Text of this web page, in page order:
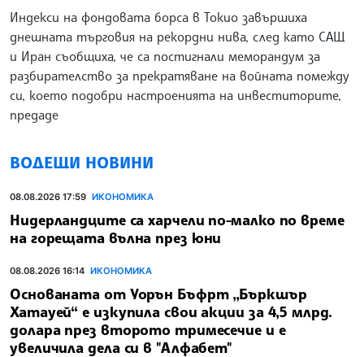
Индекси на фондовата борса в Токио завършиха
днешната търговия на рекордни нива, след като САЩ
и Иран съобщиха, че са постигнали меморандум за
разбирателство за прекратяване на войната помежду
си, което подобри настроенията на инвеститорите,
предаде
ВОДЕЩИ НОВИНИ
08.08.2026 17:59 ИКОНОМИКА
Нидерландците са харчели по-малко по време
на горещата вълна през юни
08.08.2026 16:14 ИКОНОМИКА
Основаната от Уорън Бъфрт „Бъркшър
Хатауей“ е изкупила свои акции за 4,5 млрд.
долара през второто тримесечие и е
увеличила дела си в "Алфабет"